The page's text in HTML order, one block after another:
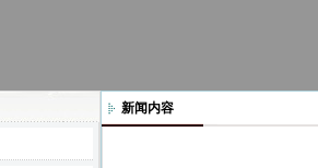
新闻内容